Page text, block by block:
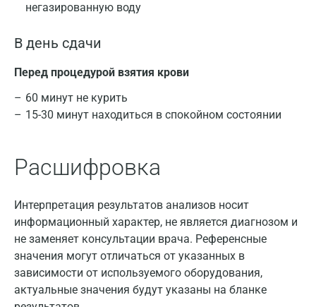
негазированную воду
В день сдачи
Перед процедурой взятия крови
60 минут не курить
15-30 минут находиться в спокойном состоянии
Расшифровка
Интерпретация результатов анализов носит
информационный характер, не является диагнозом и
не заменяет консультации врача. Референсные
значения могут отличаться от указанных в
зависимости от используемого оборудования,
актуальные значения будут указаны на бланке